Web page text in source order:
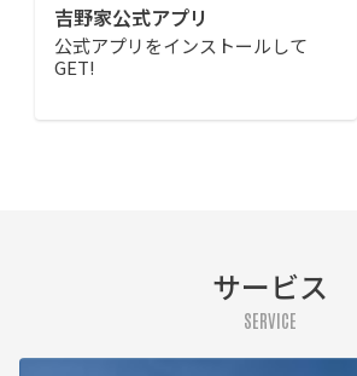
吉野家公式アプリ
公式アプリをインストールして
GET!
サービス
SERVICE